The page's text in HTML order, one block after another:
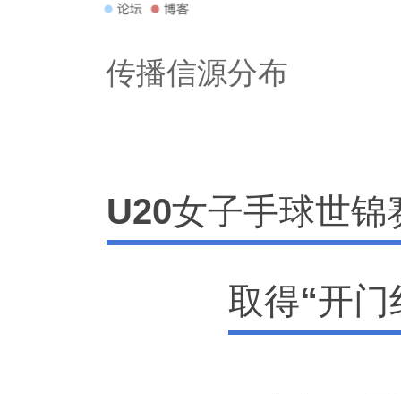
传播信源分布
U20女子手球世锦
取得“开门